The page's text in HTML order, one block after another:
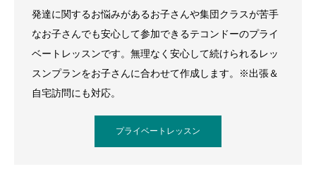
発達に関するお悩みがあるお子さんや集団クラスが苦手
なお子さんでも安心して参加できるテコンドーのプライ
ベートレッスンです。無理なく安心して続けられるレッ
スンプランをお子さんに合わせて作成します。※出張＆
自宅訪問にも対応。
プライベートレッスン